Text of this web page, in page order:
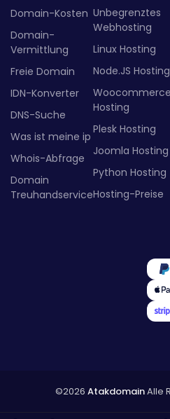
Domain-Kosten
Domain-
Vermittlung
Freie Domain
IDN-Konverter
DNS-Suche
Was ist meine ip
Whois-Abfrage
Domain
Treuhandservice
Unbegrenztes
Webhosting
Linux Hosting
Node.JS Hosting
Woocommerce
Hosting
Plesk Hosting
Joomla Hosting
Python Hosting
Hosting-Preise
©2026 AtakdomainAlle